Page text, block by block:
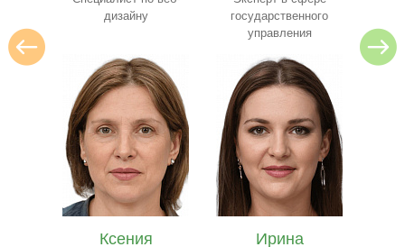
государственного
Ирина
Ярослав